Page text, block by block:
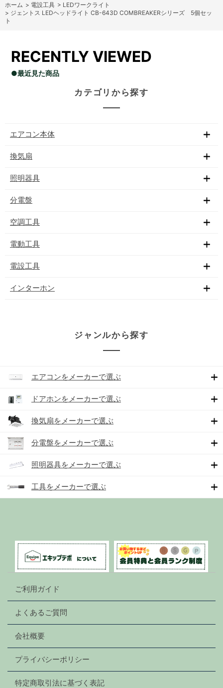
ホーム > 電設工具 > LEDワークライト
> ジェントス LEDヘッドライト CB-643D COMBREAKERシリーズ 5個セッ
ト
RECENTLY VIEWED
●最近見た商品
カテゴリから探す
エアコン本体
換気扇
照明器具
分電盤
空調工具
電動工具
電設工具
インターホン
ジャンルから探す
エアコンをメーカーで選ぶ
ドアホンをメーカーで選ぶ
換気扇をメーカーで選ぶ
分電盤をメーカーで選ぶ
照明器具をメーカーで選ぶ
工具をメーカーで選ぶ
ご利用ガイド
よくあるご質問
会社概要
プライバシーポリシー
特定商取引法に基づく表記